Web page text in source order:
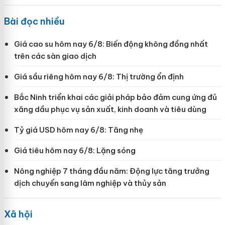
Bài đọc nhiều
Giá cao su hôm nay 6/8: Biến động không đồng nhất
trên các sàn giao dịch
Giá sầu riêng hôm nay 6/8: Thị trường ổn định
Bắc Ninh triển khai các giải pháp bảo đảm cung ứng đủ
xăng dầu phục vụ sản xuất, kinh doanh và tiêu dùng
Tỷ giá USD hôm nay 6/8: Tăng nhẹ
Giá tiêu hôm nay 6/8: Lặng sóng
Nông nghiệp 7 tháng đầu năm: Động lực tăng trưởng
dịch chuyển sang lâm nghiệp và thủy sản
Xã hội